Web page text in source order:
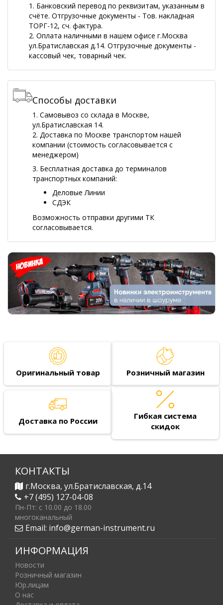
1. Банковский перевод по реквизитам, указанным в
счёте. Отгрузочные документы - Тов. накладная
ТОРГ-12, сч. фактура.
2. Оплата наличными в нашем офисе г.Москва
ул.Братиславская д.14. Отгрузочные документы -
кассовый чек, товарный чек.
Способы доставки
1. Самовывоз со склада в Москве,
ул.Братиславская 14.
2. Доставка по Москве транспортом нашей
компании (стоимость согласовывается с
менеджером)
3. Бесплатная доставка до терминалов
транспортных компаний:
Деловые Линии
СДЭК
Возможность отправки другими ТК
согласовывается.
Оригинальный товар Розничный магазин
Доставка по России
Гибкая система
скидок
КОНТАКТЫ
г.Москва, ул.Братиславская, д.14
+7 (495) 127-04-08
Пн-Пт: c 10.00 до 18.00
многоканальный
Email: info@german-instrument.ru
ИНФОРМАЦИЯ
Новости
Розничный магазин
Юр.лицам
О нас